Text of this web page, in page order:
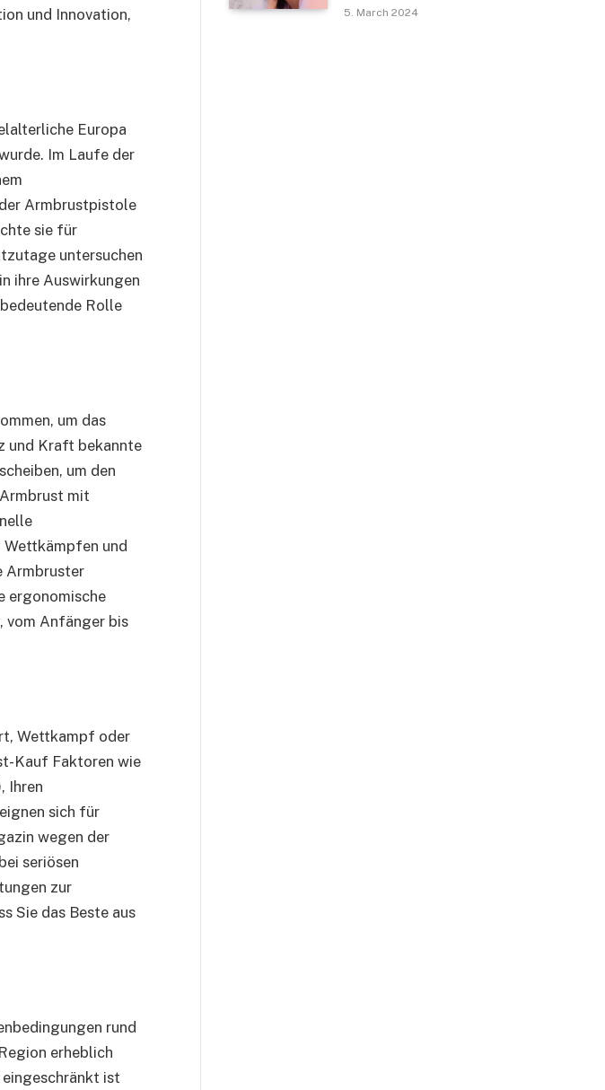
und Innovation,
Europa
Im Laufe der
Armbrustpistole
sie für
untersuchen
ihre Auswirkungen
Rolle
um das
und Kraft bekannte
um den
mit
und
Armbruster
ergonomische
vom Anfänger bis
Wettkampf oder
Kauf Faktoren wie
Ihren
sich für
wegen der
seriösen
zur
Sie das Beste aus
rund
erheblich
ist
5. March 2024